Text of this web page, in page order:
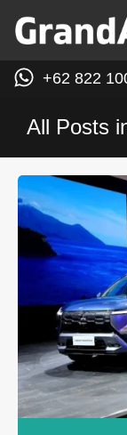
+62 822
All Posts